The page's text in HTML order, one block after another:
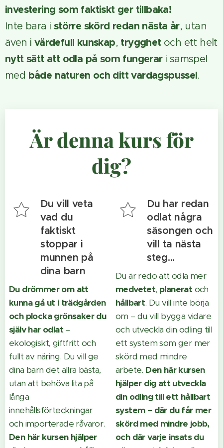
investering som faktiskt ger tillbaka!
Inte bara i större skörd redan nästa år, utan
även i värdefull kunskap, trygghet och ett helt
nytt sätt att odla på som fungerar i samspel
med både naturen och ditt vardagspussel.
Är denna kurs för
dig?
Du vill veta
vad du
faktiskt
stoppar i
munnen på
dina barn
Du drömmer om att
kunna gå ut i trädgården
och plocka grönsaker du
själv har odlat–
ekologiskt, giftfritt och
fullt av näring. Du vill ge
dina barn det allra bästa,
utan att behöva lita på
långa
innehållsförteckningar
och importerade råvaror.
Den här kursen hjälper
Du har redan
odlat några
säsongen och
vill ta nästa
steg...
Du är redo att odla mer
medvetet, planeratoch
hållbart. Du vill inte börja
om – du vill bygga vidare
och utveckla din odling till
ett system som ger mer
skörd med mindre
arbete. Den här kursen
hjälper dig att utveckla
din odling till ett hållbart
system – där du får mer
skörd med mindre jobb,
och där varje insats du